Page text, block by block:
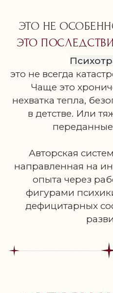
ЭТО НЕ
ЭТО
это не всегда
Чаще это
нехватка тепла,
в детстве. Или
Авторская
направленная на
опыта через
фигурами
дефицитарных
МОДУЛЬ 3. РОД
И ВНУТРЕННИЙ
РЕБЁНОК
МОДУЛЬ 4.
ИНТЕГРАЦИЯ
РЕБЁНКА
И ФОРМИРОВАНИЕ
ВНУТРЕННЕГО
ВЗРОСЛОГО